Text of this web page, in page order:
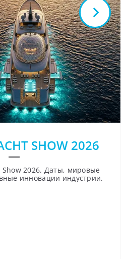
SHOW 2026
Show 2026. Даты, мировые
инновации индустрии.